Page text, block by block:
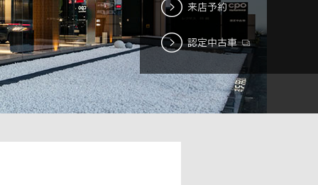
来店予約
認定中古車